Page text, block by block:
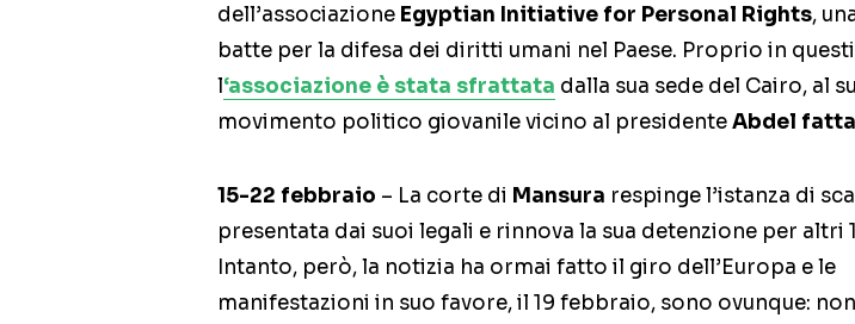
dell’associazione Egyptian Initiative for Personal Rights,
batte per la difesa dei diritti umani nel Paese. Proprio in
l‘associazione è stata sfrattata dalla sua sede del Cairo, al
movimento politico giovanile vicino al presidenteAbdel
15-22 febbraio – La corte di Mansura respinge l’istanza di
presentata dai suoi legali e rinnova la sua detenzione per altri
Intanto, però, la notizia ha ormai fatto il giro dell’Europa e le
manifestazioni in suo favore, il 19 febbraio, sono ovunque: